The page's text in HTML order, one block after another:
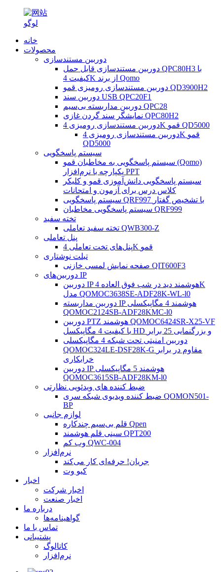
خانه
محصولات
دوربین مستندسازی
دوربین مستندسازی قابل حمل QPC80H3 با
کیفیت 4K از برند Qomo
دوربین مستندسازی رومیزی قمو QD3900H2
دوربین سند USB QPC20F1
دوربین مداربسته بی‌سیم QPC28
نمایشگر سند گردن غازی QPC80H2
دوربین مستندسازی رومیزی 4K قمو QD5000
دوربین مستندسازی رومیزی 4K قمو
QD5000
سیستم پاسخگویی
سیستم پاسخگویی به مخاطبان قمو (Qomo)
یکپارچه با نرم‌افزار PPT
سیستم پاسخگویی دانش‌آموزی قمو و کلیکر
کلاس درس برای آزمون و امتحانات
سیستم پاسخگویی QRF997 با تشخیص گفتار
سیستم پاسخگویی مخاطبان QRF999
تخته سفید
تخته سفید تعاملی QWB300-Z
پنل تعاملی
پنل‌های تخت تعاملی 4K قمو
تبلت نوشتاری
صفحه نمایش لمسی خازنی QIT600F3
دوربین‌های IP
دوربین IP هوشمند دید در شب فوق العاده 4K
مدل QOMOC3638SE-ADF28K-WL-l0
دوربین مداربسته IP هوشمند 4 مگاپیکسلی
QOMOC2124SB-ADF28KMC-l0
دوربین PTZ هوشمند QOMOC6424SR-X25-VF
با کیفیت 4 مگاپیکسل HD و بزرگنمایی 25 برابر
دوربین امنیتی تحت شبکه 4 مگاپیکسلی
QOMOC324LE-DSF28K-G مقاوم در برابر
خرابکاری
دوربین IP هوشمند 5 مگاپیکسلی
QOMOC3615SB-ADF28KM-l0
ضبط کننده های ویدئویی نظارتی
ضبط کننده ویدیوی شبکه سری QOMON501-
BP
لوازم جانبی
قلم بی‌سیم چندکاره Qpen
سینی قلم هوشمند QPT200
وب کم QWC-004
نرم‌افزار
جریان! حرفه‌ای کار می‌کند
کیو وت
اخبار
اخبار شرکت
اخبار صنعت
درباره ما
گواهینامه‌ها
تماس با ما
پشتیبانی
کاتالوگ
نرم‌افزار